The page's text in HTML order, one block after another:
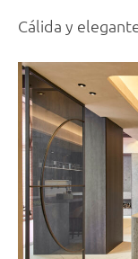
Cálida y